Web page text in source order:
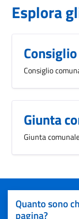
Esplora
Consiglio
Giunta
Giunta
Quanto sono
pagina?